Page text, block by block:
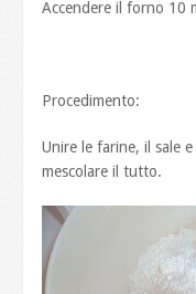
Accendere il forno 10
Procedimento:
Unire le farine, il sale
mescolare il tutto.